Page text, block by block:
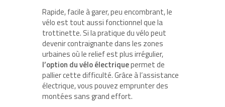
Rapide, facile à garer, peu encombrant, le
vélo est tout aussi fonctionnel que la
trottinette. Si la pratique du vélo peut
devenir contraignante dans les zones
urbaines où le relief est plus irrégulier,
l’option du vélo électriquepermet de
pallier cette difficulté. Grâce à l’assistance
électrique, vous pouvez emprunter des
montées sans grand effort.